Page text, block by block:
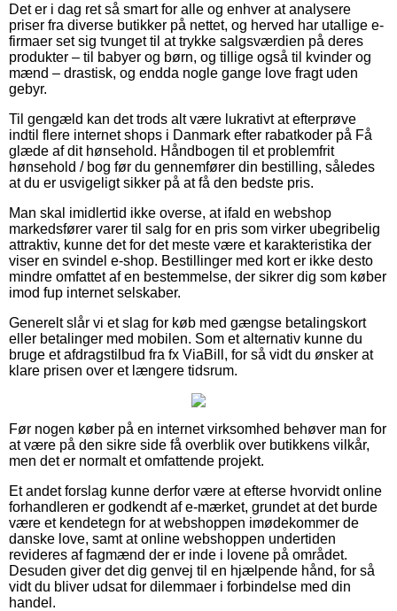
Det er i dag ret så smart for alle og enhver at analysere
priser fra diverse butikker på nettet, og herved har utallige e-
firmaer set sig tvunget til at trykke salgsværdien på deres
produkter – til babyer og børn, og tillige også til kvinder og
mænd – drastisk, og endda nogle gange love fragt uden
gebyr.
Til gengæld kan det trods alt være lukrativt at efterprøve
indtil flere internet shops i Danmark efter rabatkoder på Få
glæde af dit hønsehold. Håndbogen til et problemfrit
hønsehold / bog før du gennemfører din bestilling, således
at du er usvigeligt sikker på at få den bedste pris.
Man skal imidlertid ikke overse, at ifald en webshop
markedsfører varer til salg for en pris som virker ubegribelig
attraktiv, kunne det for det meste være et karakteristika der
viser en svindel e-shop. Bestillinger med kort er ikke desto
mindre omfattet af en bestemmelse, der sikrer dig som køber
imod fup internet selskaber.
Generelt slår vi et slag for køb med gængse betalingskort
eller betalinger med mobilen. Som et alternativ kunne du
bruge et afdragstilbud fra fx ViaBill, for så vidt du ønsker at
klare prisen over et længere tidsrum.
Før nogen køber på en internet virksomhed behøver man for
at være på den sikre side få overblik over butikkens vilkår,
men det er normalt et omfattende projekt.
Et andet forslag kunne derfor være at efterse hvorvidt online
forhandleren er godkendt af e-mærket, grundet at det burde
være et kendetegn for at webshoppen imødekommer de
danske love, samt at online webshoppen undertiden
revideres af fagmænd der er inde i lovene på området.
Desuden giver det dig genvej til en hjælpende hånd, for så
vidt du bliver udsat for dilemmaer i forbindelse med din
handel.